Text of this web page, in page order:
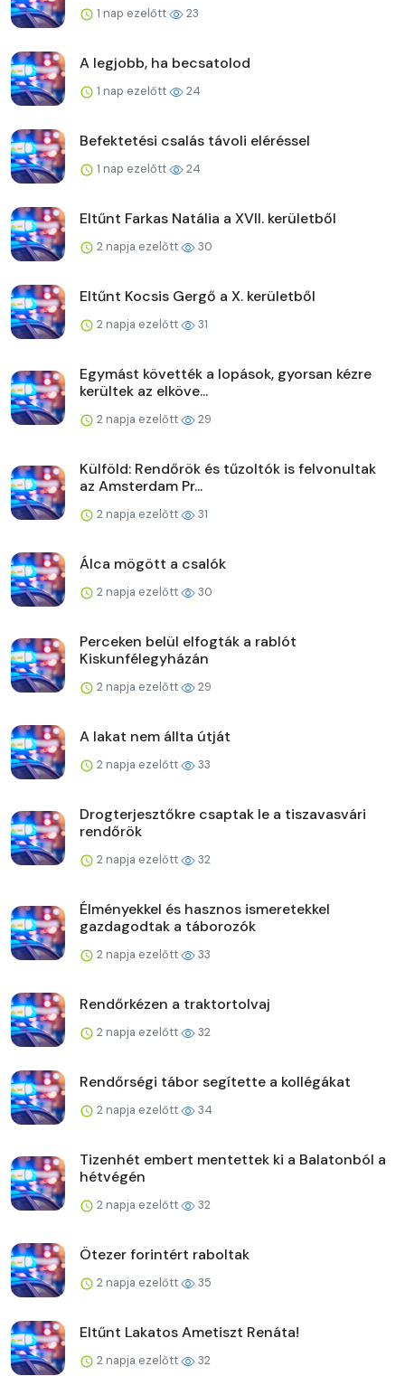
1 nap ezelőtt 23
A legjobb, ha becsatolod
1 nap ezelőtt 24
Befektetési csalás távoli eléréssel
1 nap ezelőtt 24
Eltűnt Farkas Natália a XVII. kerületből
2 napja ezelőtt 30
Eltűnt Kocsis Gergő a X. kerületből
2 napja ezelőtt 31
Egymást követték a lopások, gyorsan kézre
kerültek az elköve...
2 napja ezelőtt 29
Külföld: Rendőrök és tűzoltók is felvonultak
az Amsterdam Pr...
2 napja ezelőtt 31
Álca mögött a csalók
2 napja ezelőtt 30
Perceken belül elfogták a rablót
Kiskunfélegyházán
2 napja ezelőtt 29
A lakat nem állta útját
2 napja ezelőtt 33
Drogterjesztőkre csaptak le a tiszavasvári
rendőrök
2 napja ezelőtt 32
Élményekkel és hasznos ismeretekkel
gazdagodtak a táborozók
2 napja ezelőtt 33
Rendőrkézen a traktortolvaj
2 napja ezelőtt 32
Rendőrségi tábor segítette a kollégákat
2 napja ezelőtt 34
Tizenhét embert mentettek ki a Balatonból a
hétvégén
2 napja ezelőtt 32
Ötezer forintért raboltak
2 napja ezelőtt 35
Eltűnt Lakatos Ametiszt Renáta!
2 napja ezelőtt 32